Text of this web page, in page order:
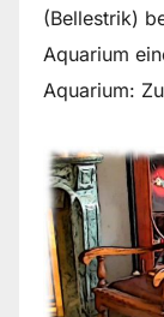
(Bellestrik)
Aquarium
Aquarium: